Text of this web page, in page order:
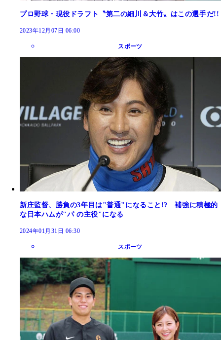
プロ野球・現役ドラフト〝第二の細川＆大竹〟はこの選手だ!!
2023年12月07日 06:00
スポーツ
新庄監督、勝負の3年目は"普通"になること!? 補強に積極的
な日本ハムが"パ の主役"になる
2024年01月31日 06:30
スポーツ